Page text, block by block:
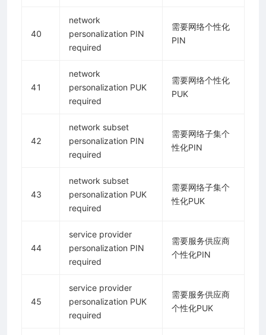
40
network
personalization PIN
required
需要网络个性化
PIN
41
network
personalization PUK
required
需要网络个性化
PUK
42
network subset
personalization PIN
required
需要网络子集个
性化PIN
43
network subset
personalization PUK
required
需要网络子集个
性化PUK
44
service provider
personalization PIN
required
需要服务供应商
个性化PIN
45
service provider
personalization PUK
required
需要服务供应商
个性化PUK